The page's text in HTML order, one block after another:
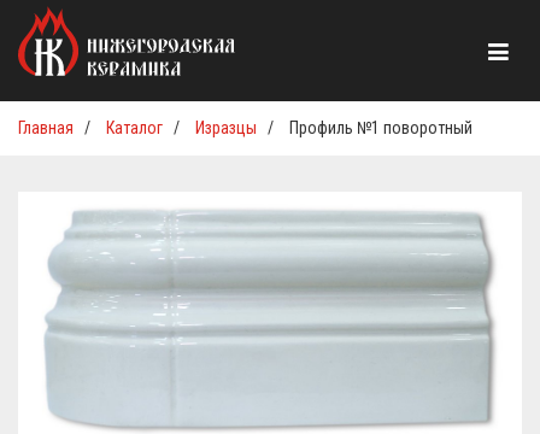
Главная / Каталог / Изразцы / Профиль №1 поворотный